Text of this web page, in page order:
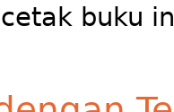
buku